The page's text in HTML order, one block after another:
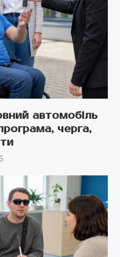
автомобіль
черга,